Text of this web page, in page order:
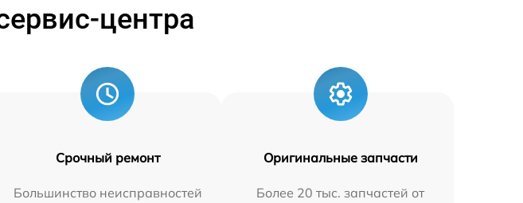
центра
Срочный ремонт
Большинство неисправностей
Оригинальные запчасти
Более 20 тыс. запчастей от